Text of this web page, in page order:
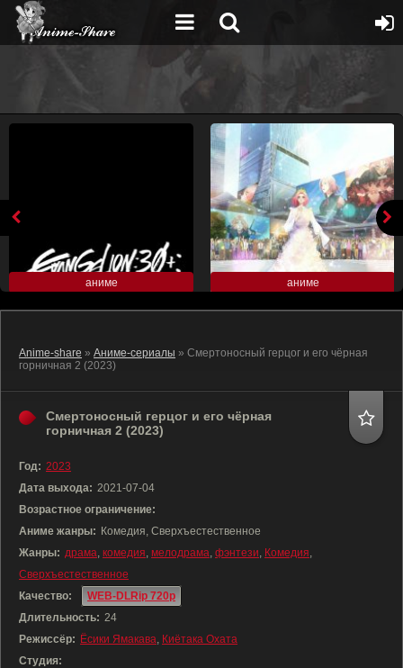
аниме аниме
Anime-share » Аниме-сериалы » Смертоносный герцог и его чёрная
горничная 2 (2023)
Смертоносный герцог и его чёрная
горничная 2 (2023)
Год: 2023
Дата выхода: 2021-07-04
Возрастное ограничение:
Аниме жанры: Комедия, Сверхъестественное
Жанры: драма, комедия, мелодрама, фэнтези, Комедия,
Сверхъестественное
Качество:
WEB-DLRip 720p
Длительность: 24
Режиссёр: Ёсики Ямакава, Киётака Охата
Студия: